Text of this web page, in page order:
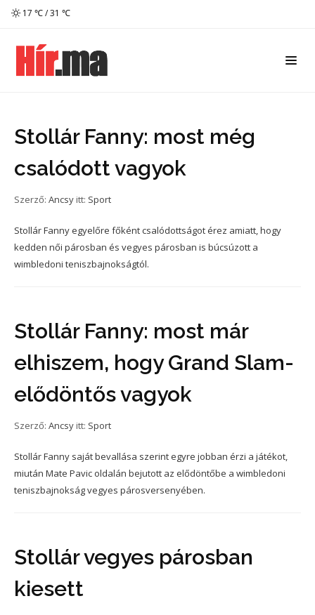
17 ℃ / 31 ℃
Stollár Fanny: most még
csalódott vagyok
Szerző: Ancsy itt: Sport
Stollár Fanny egyelőre főként csalódottságot érez amiatt, hogy
kedden női párosban és vegyes párosban is búcsúzott a
wimbledoni teniszbajnokságtól.
Stollár Fanny: most már
elhiszem, hogy Grand Slam-
elődöntős vagyok
Szerző: Ancsy itt: Sport
Stollár Fanny saját bevallása szerint egyre jobban érzi a játékot,
miután Mate Pavic oldalán bejutott az elődöntőbe a wimbledoni
teniszbajnokság vegyes párosversenyében.
Stollár vegyes párosban
kiesett